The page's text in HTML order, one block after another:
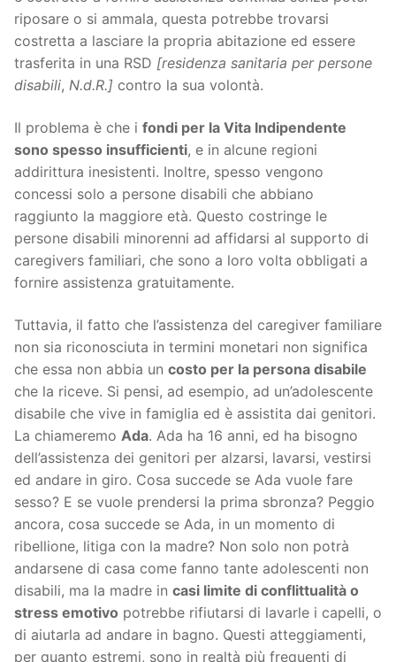
riposare o si ammala, questa potrebbe trovarsi
costretta a lasciare la propria abitazione ed essere
trasferita in una RSD [residenza sanitaria per persone
disabili, N.d.R.] contro la sua volontà.
Il problema è che i fondi per la Vita Indipendente
sono spesso insufficienti, e in alcune regioni
addirittura inesistenti. Inoltre, spesso vengono
concessi solo a persone disabili che abbiano
raggiunto la maggiore età. Questo costringe le
persone disabili minorenni ad affidarsi al supporto di
caregivers familiari, che sono a loro volta obbligati a
fornire assistenza gratuitamente.
Tuttavia, il fatto che l’assistenza del caregiver familiare
non sia riconosciuta in termini monetari non significa
che essa non abbia un costo per la persona disabile
che la riceve. Si pensi, ad esempio, ad un’adolescente
disabile che vive in famiglia ed è assistita dai genitori.
La chiameremo Ada. Ada ha 16 anni, ed ha bisogno
dell’assistenza dei genitori per alzarsi, lavarsi, vestirsi
ed andare in giro. Cosa succede se Ada vuole fare
sesso? E se vuole prendersi la prima sbronza? Peggio
ancora, cosa succede se Ada, in un momento di
ribellione, litiga con la madre? Non solo non potrà
andarsene di casa come fanno tante adolescenti non
disabili, ma la madre in casi limite di conflittualità o
stress emotivo potrebbe rifiutarsi di lavarle i capelli, o
di aiutarla ad andare in bagno. Questi atteggiamenti,
per quanto estremi, sono in realtà più frequenti di